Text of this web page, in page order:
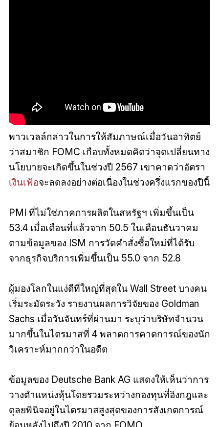
พาวเวลล์กล่าวในการให้สัมภาษณ์เมื่อวันอาทิตย์
ว่าสมาชิก FOMC เกือบทั้งหมดคิดว่าจุดเปลี่ยนทาง
นโยบายจะเกิดขึ้นในช่วงปี 2567 เขาคาดว่าอัตรา
เงินเฟ้อจะลดลงอย่างต่อเนื่องในช่วงครึ่งแรกของปีนี้
PMI ที่ไม่ใช่ภาคการผลิตในสหรัฐฯ เพิ่มขึ้นเป็น
53.4 เมื่อเดือนที่แล้วจาก 50.5 ในเดือนธันวาคม
ตามข้อมูลของ ISM การวัดคำสั่งซื้อใหม่ที่ได้รับ
จากธุรกิจบริการเพิ่มขึ้นเป็น 55.0 จาก 52.8
ผู้มองโลกในแง่ดีที่ใหญ่ที่สุดใน Wall Street บางคน
เริ่มระมัดระวัง รายงานผลการวิจัยของ Goldman
Sachs เมื่อวันจันทร์ที่ผ่านมา ระบุว่าบริษัทจำนวน
มากขึ้นในไตรมาสที่ 4 พลาดการคาดการณ์ของนัก
วิเคราะห์มากกว่าในอดีต
ข้อมูลของ Deutsche Bank AG แสดงให้เห็นว่าการ
วางตำแหน่งหุ้นโดยรวมระหว่างกองทุนที่อิงกฎและ
ดุลยพินิจอยู่ในไตรมาสสูงสุดของการสังเกตการณ์